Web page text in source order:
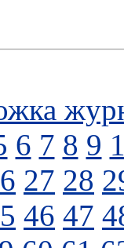
6 7 8 9
27 28
46 47